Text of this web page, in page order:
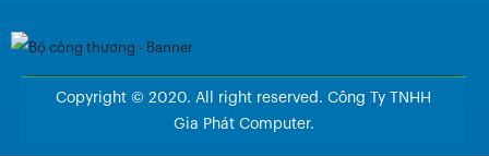
Copyright © 2020. All right reserved. Công Ty TNHH
Gia Phát Computer.